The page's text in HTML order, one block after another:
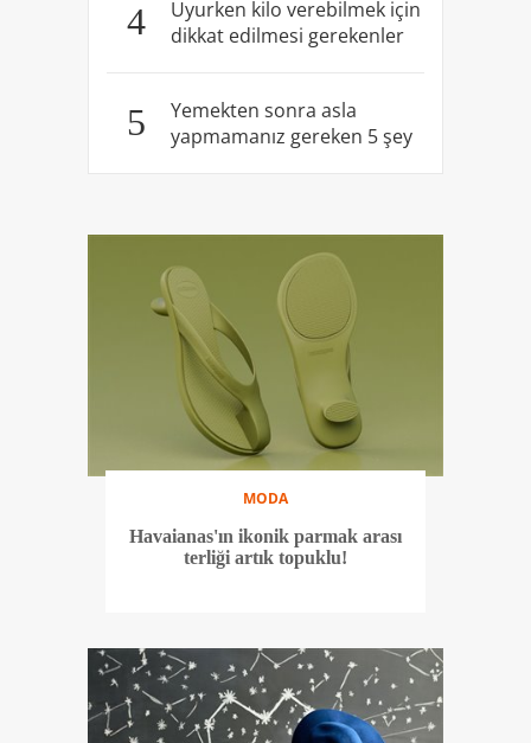
4
Uyurken kilo verebilmek için
dikkat edilmesi gerekenler
5
Yemekten sonra asla
yapmamanız gereken 5 şey
MODA
Havaianas'ın ikonik parmak arası
terliği artık topuklu!